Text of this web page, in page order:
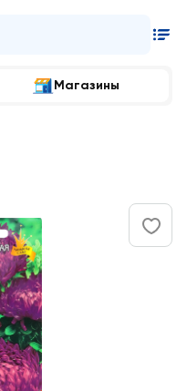
Магазины